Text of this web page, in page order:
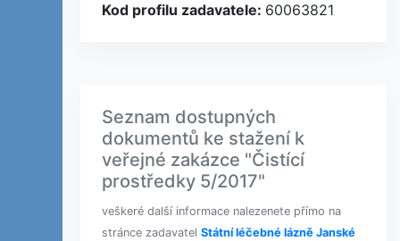
Kod profilu zadavatele: 60063821
Seznam dostupných
dokumentů ke stažení k
veřejné zakázce "Čistící
prostředky 5/2017"
veškeré další informace nalezenete přímo na
stránce zadavatel Státní léčebné lázně Janské